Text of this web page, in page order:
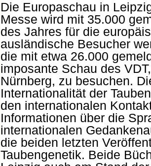
Die Europaschau in
Messe wird mit 35.000
des Jahres für die
ausländische Besucher
die mit etwa 26.000
imposante Schau des
Nürnberg, zu besuchen.
Internationalität der
den internationalen
Informationen über die
internationalen
die beiden letzten
Taubengenetik. Beide